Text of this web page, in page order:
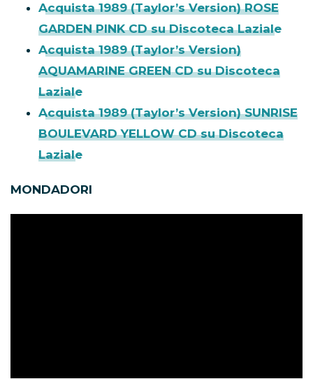
Acquista 1989 (Taylor’s Version) ROSE
GARDEN PINK CD su Discoteca Laziale
Acquista 1989 (Taylor’s Version)
AQUAMARINE GREEN CD su Discoteca
Laziale
Acquista 1989 (Taylor’s Version) SUNRISE
BOULEVARD YELLOW CD su Discoteca
Laziale
MONDADORI